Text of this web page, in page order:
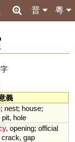
粵
普
義
; nest; house;
pit, hole
, opening; official
crack, gap